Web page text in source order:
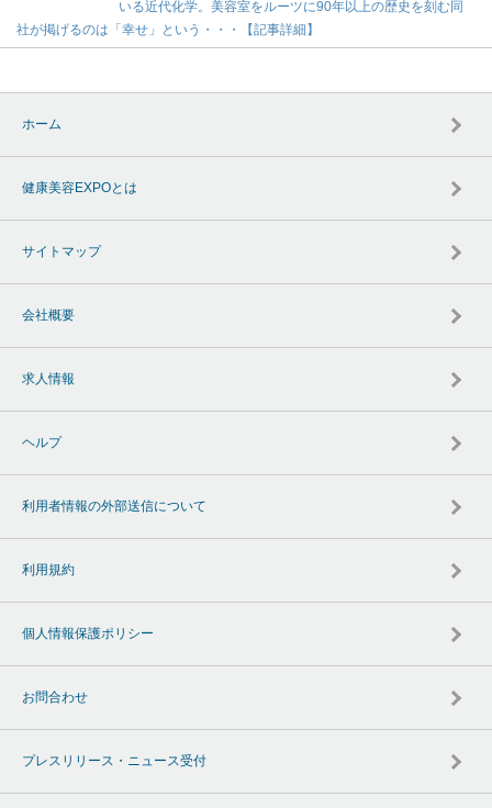
いる近代化学。美容室をルーツに90年以上の歴史を刻む同
社が掲げるのは「幸せ」という・・・【記事詳細】
ホーム
健康美容EXPOとは
サイトマップ
会社概要
求人情報
ヘルプ
利用者情報の外部送信について
利用規約
個人情報保護ポリシー
お問合わせ
プレスリリース・ニュース受付